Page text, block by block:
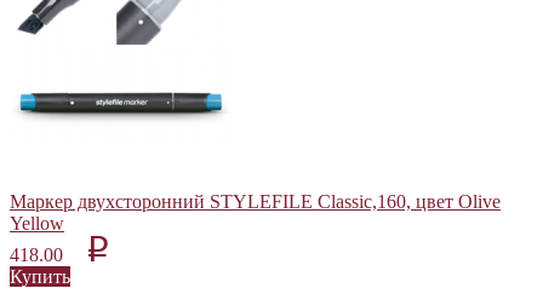
Маркер двухсторонний STYLEFILE Classic,160, цвет Olive
Yellow
418.00
p
Купить